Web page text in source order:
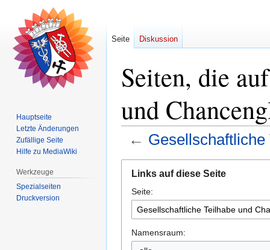
Seiten, die
und
←
Navigation
springen
Suche
springen
Links auf diese Seite
Seite:
Namensraum:
Seite Diskussion
Hauptseite
Letzte Änderungen
Zufällige Seite
Hilfe zu MediaWiki
Werkzeuge
Spezialseiten
Druckversion